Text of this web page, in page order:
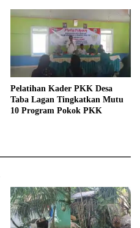
Pelatihan Kader PKK Desa
Taba Lagan Tingkatkan Mutu
10 Program Pokok PKK